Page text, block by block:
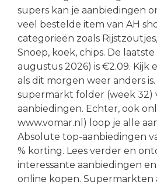
supers kan je aanbiedingen
veel bestelde item van AH
categorieën zoals
Snoep, koek, chips. De
augustus 2026) is €2.09. Kijk
als dit morgen weer anders
supermarkt folder (week 32)
aanbiedingen. Echter, ook
www.vomar.nl) loop je alle
Absolute top-aanbiedingen
% korting. Lees verder en
interessante aanbiedingen
online kopen. Supermarkten